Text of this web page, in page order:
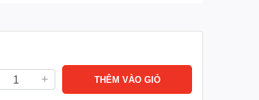
tracking.
THÊM VÀO GIỎ